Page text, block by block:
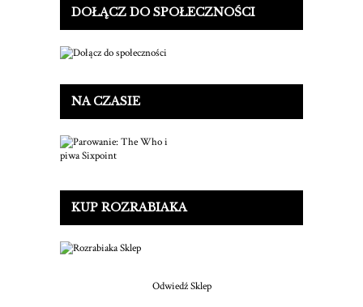
DOŁĄCZ DO SPOŁECZNOŚCI
NA CZASIE
KUP ROZRABIAKA
Odwiedź Sklep